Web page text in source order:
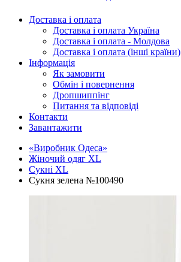
Доставка і оплата
Доставка і оплата Україна
Доставка і оплата - Молдова
Доставка і оплата (інші країни)
Інформація
Як замовити
Обмін і повернення
Дропшиппінг
Питання та відповіді
Контакти
Завантажити
«Виробник Одеса»
Жіночий одяг XL
Cукні XL
Сукня зелена №100490